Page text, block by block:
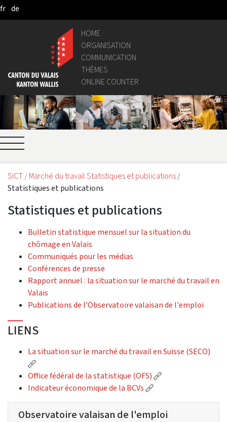
Skip to Main Content
fr de
HOME
ORGANISATION
COMMUNICATION
THÈMES
ONLINE COUNTER
SICT
Marché du travail Statistiques et publications
Statistiques et publications
Statistiques et publications
Bulletin statistique mensuel sur la situation du
chômage en Valais
Communiqués pour les médias
Conférences de presse
Rapport annuel : la situation sur le marché du travail en
Valais
Publications de l'Observatoire valaisan de l'emploi
LIENS
La situation sur le marché du travail en Suisse (SECO)
(External link)
Office fédéral de la statistique (OFS)
(External link)
Indicateur économique de la BCVs
(External link)
Observatoire valaisan de l'emploi